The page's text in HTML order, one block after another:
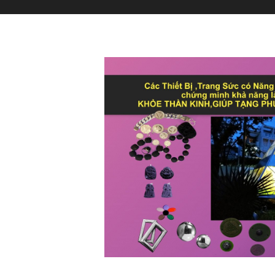
Dụng cụ tập